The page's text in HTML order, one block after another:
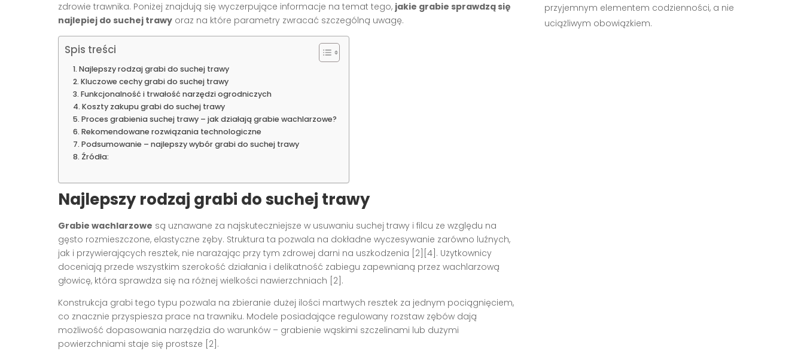
zdrowie trawnika. Poniżej znajdują się wyczerpujące informacje na temat tego, jakie grabie sprawdzą się
najlepiej do suchej trawy oraz na które parametry zwracać szczególną uwagę.
Spis treści
Najlepszy rodzaj grabi do suchej trawy
Kluczowe cechy grabi do suchej trawy
Funkcjonalność i trwałość narzędzi ogrodniczych
Koszty zakupu grabi do suchej trawy
Proces grabienia suchej trawy – jak działają grabie wachlarzowe?
Rekomendowane rozwiązania technologiczne
Podsumowanie – najlepszy wybór grabi do suchej trawy
Źródła:
Najlepszy rodzaj grabi do suchej trawy
Grabie wachlarzowe są uznawane za najskuteczniejsze w usuwaniu suchej trawy i filcu ze względu na
gęsto rozmieszczone, elastyczne zęby. Struktura ta pozwala na dokładne wyczesywanie zarówno luźnych,
jak i przywierających resztek, nie narażając przy tym zdrowej darni na uszkodzenia [2][4]. Użytkownicy
doceniają przede wszystkim szerokość działania i delikatność zabiegu zapewnianą przez wachlarzową
głowicę, która sprawdza się na różnej wielkości nawierzchniach [2].
Konstrukcja grabi tego typu pozwala na zbieranie dużej ilości martwych resztek za jednym pociągnięciem,
co znacznie przyspiesza prace na trawniku. Modele posiadające regulowany rozstaw zębów dają
możliwość dopasowania narzędzia do warunków – grabienie wąskimi szczelinami lub dużymi
powierzchniami staje się prostsze [2].
przyjemnym elementem codzienności, a nie
uciążliwym obowiązkiem.